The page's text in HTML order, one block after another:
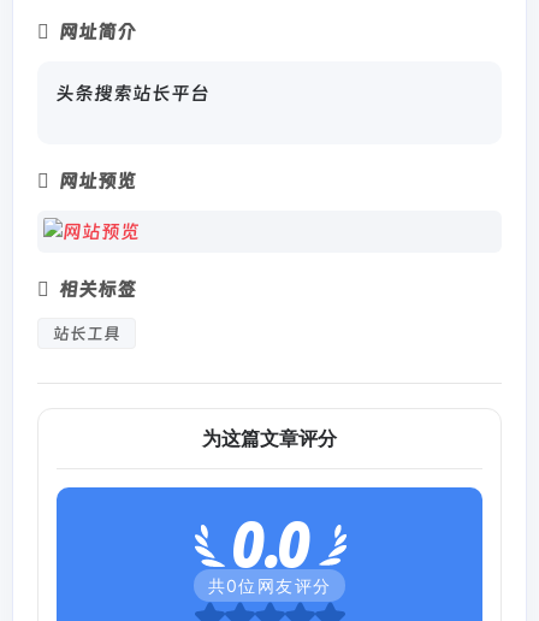
网址简介
头条搜索站长平台
网址预览
相关标签
站长工具
为这篇文章评分
0.0
共0位网友评分